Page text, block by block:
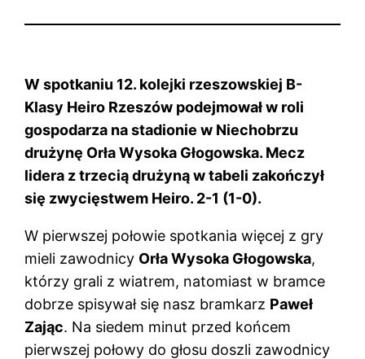
W spotkaniu 12. kolejki rzeszowskiej B-
Klasy Heiro Rzeszów podejmował w roli
gospodarza na stadionie w Niechobrzu
drużynę Orła Wysoka Głogowska. Mecz
lidera z trzecią drużyną w tabeli zakończył
się zwycięstwem Heiro. 2-1 (1-0).
W pierwszej połowie spotkania więcej z gry
mieli zawodnicy Orła Wysoka Głogowska,
którzy grali z wiatrem, natomiast w bramce
dobrze spisywał się nasz bramkarz Paweł
Zając. Na siedem minut przed końcem
pierwszej połowy do głosu doszli zawodnicy